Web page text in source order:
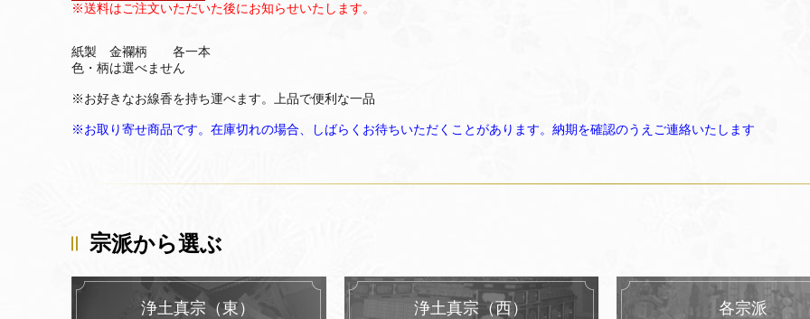
※送料はご注文いただいた後にお知らせいたします。
紙製 金襴柄 各一本
色・柄は選べません
※お好きなお線香を持ち運べます。上品で便利な一品
※お取り寄せ商品です。在庫切れの場合、しばらくお待ちいただくことがあります。納期を確認のうえご連絡いたします
宗派から選ぶ
浄土真宗（東） 浄土真宗（西） 各宗派